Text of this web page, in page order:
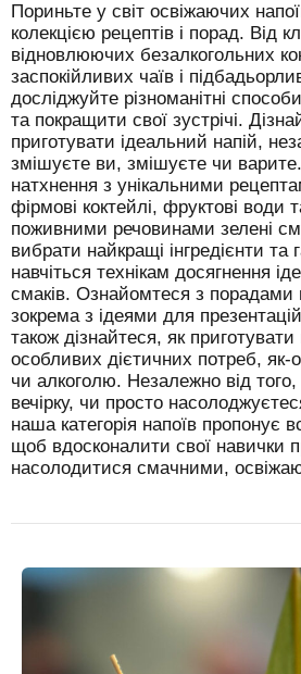
Пориньте у світ освіжаючих
колекцією рецептів і порад. Від
відновлюючих безалкогольних
заспокійливих чаїв і
досліджуйте різноманітні
та покращити свої зустрічі.
приготувати ідеальний напій,
змішуєте ви, змішуєте чи
натхнення з унікальними
фірмові коктейлі, фруктові води
поживними речовинами зелені
вибрати найкращі інгредієнти та
навчіться технікам досягнення
смаків. Ознайомтеся з порадами
зокрема з ідеями для
також дізнайтеся, як приготувати
особливих дієтичних потреб, як-
чи алкоголю. Незалежно від
вечірку, чи просто
наша категорія напоїв пропонує
щоб вдосконалити свої навички
насолодитися смачними,